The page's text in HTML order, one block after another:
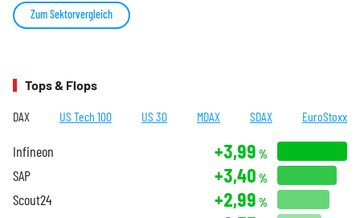
Zum Sektorvergleich
Tops & Flops
DAX US Tech 100 US 30 MDAX SDAX EuroStoxx
Infineon +3,99 %
SAP +3,40 %
Scout24 +2,99 %